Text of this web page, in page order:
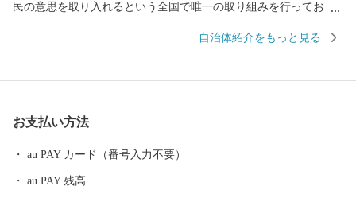
民の意思を取り入れるという全国で唯一の取り組みを行っており
ふるさと”です！(同市丸岡町はコシヒカリ開発者 石墨博士の故郷
織による織マークは国内シェアの80％を占めております。 また、
自治体紹介をもっと見る
お支払い方法
au PAY カード（番号入力不要）
au PAY 残高